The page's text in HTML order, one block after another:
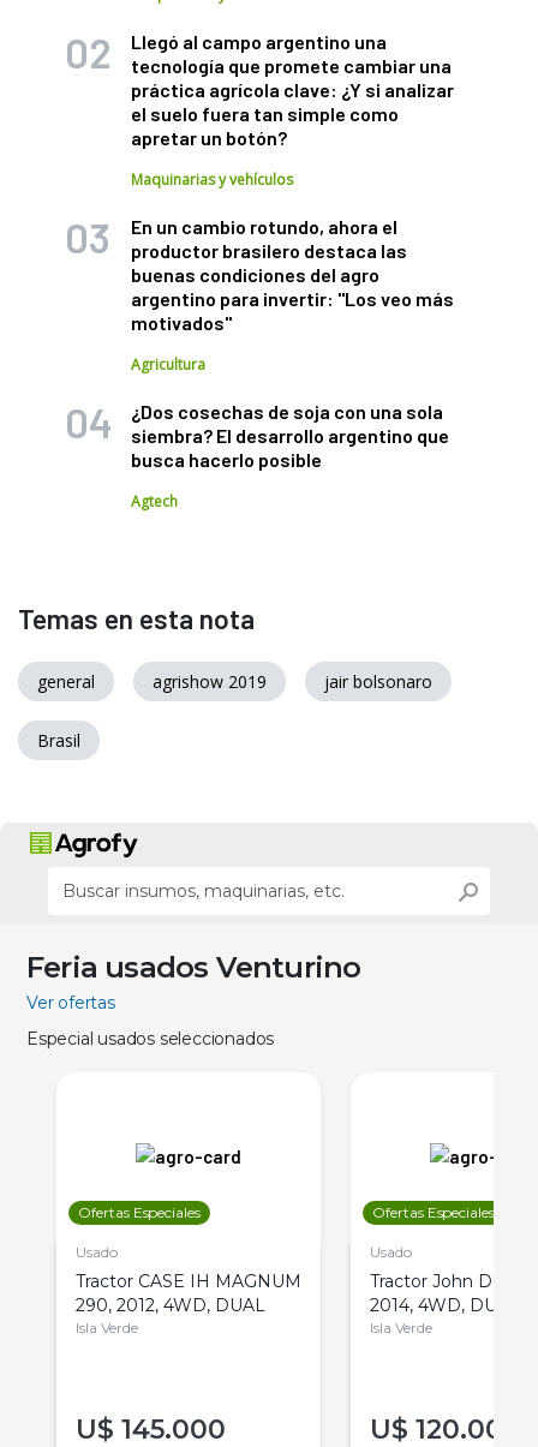
Llegó al campo argentino una
tecnología que promete cambiar una
práctica agrícola clave: ¿Y si analizar
el suelo fuera tan simple como
apretar un botón?
Maquinarias y vehículos
En un cambio rotundo, ahora el
productor brasilero destaca las
buenas condiciones del agro
argentino para invertir: "Los veo más
motivados"
Agricultura
¿Dos cosechas de soja con una sola
siembra? El desarrollo argentino que
busca hacerlo posible
Agtech
Temas en esta nota
general agrishow 2019 jair bolsonaro
Brasil
Feria usados Venturino
Ver ofertas
Especial usados seleccionados
Ofertas Especiales
Usado
Tractor CASE IH MAGNUM
290, 2012, 4WD, DUAL
Isla Verde
U$ 145.000
Ofertas Especiales
Usado
Tractor John Deere
2014, 4WD, DUAL
Isla Verde
U$ 120.000